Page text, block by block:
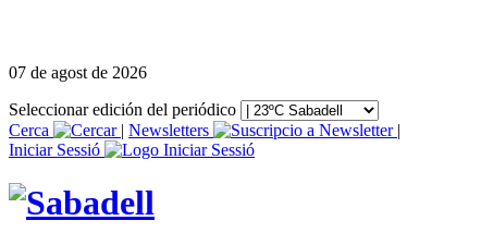
07 de agost de 2026
Seleccionar edición del periódico
Cerca
| Newsletters
|
Iniciar Sessió